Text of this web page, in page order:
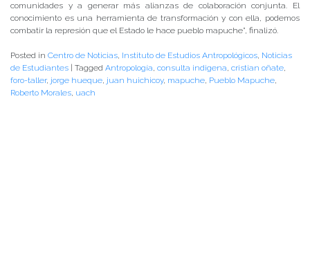
comunidades y a generar más alianzas de colaboración conjunta. El
conocimiento es una herramienta de transformación y con ella, podemos
combatir la represión que el Estado le hace pueblo mapuche”, finalizó.
Posted in Centro de Noticias, Instituto de Estudios Antropológicos, Noticias
de Estudiantes
Tagged Antropología, consulta indigena, cristian oñate,
foro-taller, jorge hueque, juan huichicoy, mapuche, Pueblo Mapuche,
Roberto Morales, uach